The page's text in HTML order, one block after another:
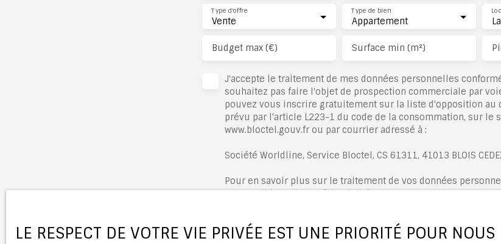
Vente
Type d'offre
Appartement
Type de bien
Budget max (€) Surface min (m²)
J'accepte le traitement de mes données personnelles
souhaitez pas faire l'objet de prospection commerciale par
pouvez vous inscrire gratuitement sur la liste d'opposition au
prévu par l'article L223-1 du code de la consommation, sur le
www.bloctel.gouv.fr ou par courrier adressé à :
Société Worldline, Service Bloctel, CS 61311, 41013 BLOIS
Pour en savoir plus sur le traitement de vos données
notrepolitique de confidentialité.
Recevoir des annonces
LE RESPECT DE VOTRE VIE PRIVÉE EST UNE PRIORITÉ POUR NOUS